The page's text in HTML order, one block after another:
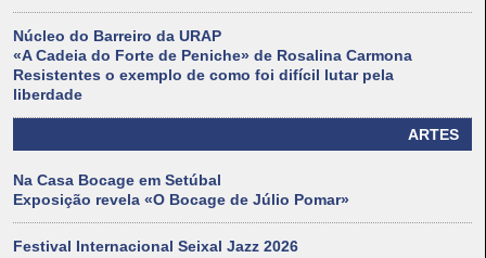
Núcleo do Barreiro da URAP
«A Cadeia do Forte de Peniche» de Rosalina Carmona
Resistentes o exemplo de como foi difícil lutar pela
liberdade
ARTES
Na Casa Bocage em Setúbal
Exposição revela «O Bocage de Júlio Pomar»
Festival Internacional Seixal Jazz 2026